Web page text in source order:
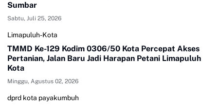
Sumbar
Sabtu, Juli 25, 2026
Limapuluh-Kota
TMMD Ke-129 Kodim 0306/50 Kota Percepat Akses
Pertanian, Jalan Baru Jadi Harapan Petani Limapuluh
Kota
Minggu, Agustus 02, 2026
dprd kota payakumbuh